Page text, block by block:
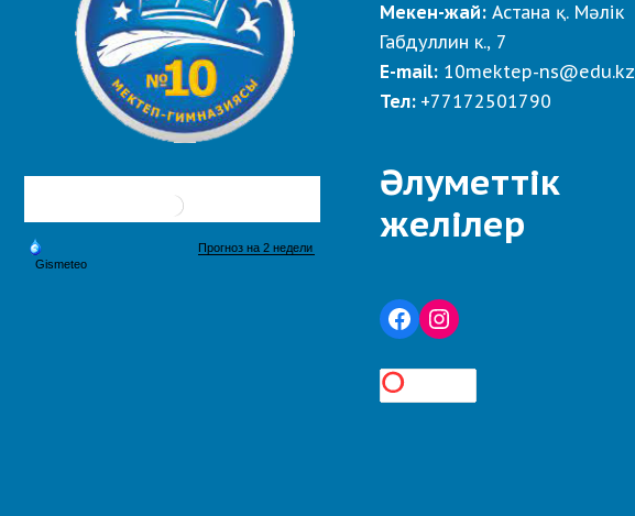
Мекен-жай: Астана қ. Мәлік
Габдуллин к., 7
E-mail: 10mektep-ns@edu.kz
Тел: +77172501790
Әлуметтік
желілер